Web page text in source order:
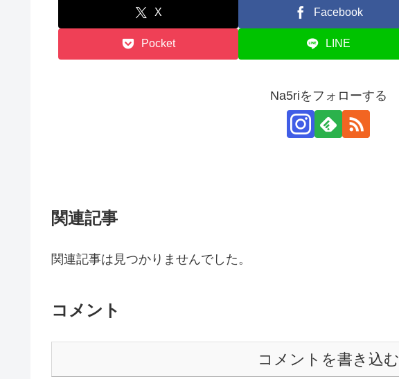
X Facebook
Pocket LINE
Na5riをフォローする
関連記事
関連記事は見つかりませんでした。
コメント
コメントを書き込む